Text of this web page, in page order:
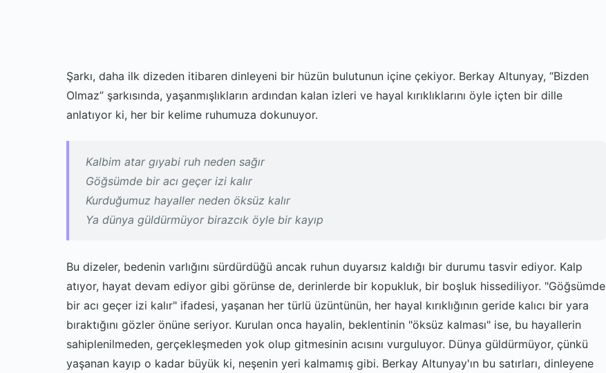
Şarkı, daha ilk dizeden itibaren dinleyeni bir hüzün bulutunun içine çekiyor. Berkay Altunyay, “Bizden
Olmaz” şarkısında, yaşanmışlıkların ardından kalan izleri ve hayal kırıklıklarını öyle içten bir dille
anlatıyor ki, her bir kelime ruhumuza dokunuyor.
Kalbim atar gıyabi ruh neden sağır
Göğsümde bir acı geçer izi kalır
Kurduğumuz hayaller neden öksüz kalır
Ya dünya güldürmüyor birazcık öyle bir kayıp
Bu dizeler, bedenin varlığını sürdürdüğü ancak ruhun duyarsız kaldığı bir durumu tasvir ediyor. Kalp
atıyor, hayat devam ediyor gibi görünse de, derinlerde bir kopukluk, bir boşluk hissediliyor. "Göğsümde
bir acı geçer izi kalır" ifadesi, yaşanan her türlü üzüntünün, her hayal kırıklığının geride kalıcı bir yara
bıraktığını gözler önüne seriyor. Kurulan onca hayalin, beklentinin "öksüz kalması" ise, bu hayallerin
sahiplenilmeden, gerçekleşmeden yok olup gitmesinin acısını vurguluyor. Dünya güldürmüyor, çünkü
yaşanan kayıp o kadar büyük ki, neşenin yeri kalmamış gibi. Berkay Altunyay'ın bu satırları, dinleyene